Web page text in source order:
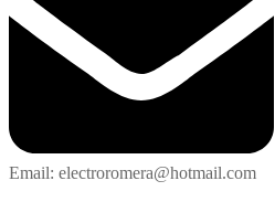
Email: electroromera@hotmail.com